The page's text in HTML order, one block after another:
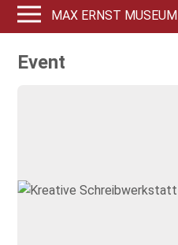
MAX ERNST MUSEUM
Event